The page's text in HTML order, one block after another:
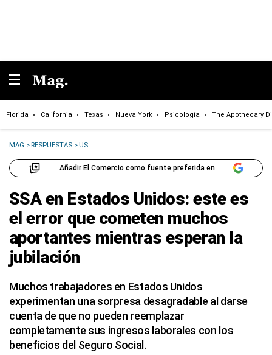
Florida California Texas Nueva York Psicología The Apothecary
MAG >RESPUESTAS >US
Añadir El Comercio como fuente preferida en
SSA en Estados Unidos: este es
el error que cometen muchos
aportantes mientras esperan la
jubilación
Muchos trabajadores en Estados Unidos
experimentan una sorpresa desagradable al darse
cuenta de que no pueden reemplazar
completamente sus ingresos laborales con los
beneficios del Seguro Social.